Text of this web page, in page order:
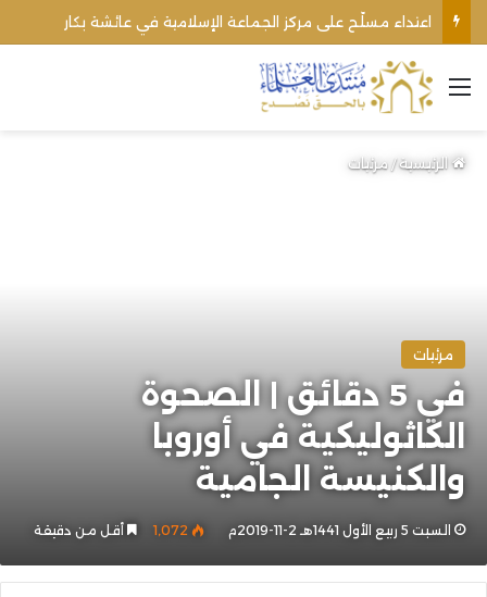
اعتداء مسلّح على مركز الجماعة الإسلامية في عائشة بكار
القائمة
الرئيسية/مرئيات
مرئيات
في 5 دقائق | الصحوة
الكاثوليكية في أوروبا
والكنيسة الجامية
السبت 5 ربيع الأول 1441هـ 2-11-2019م 1٬072 أقل من دقيقة